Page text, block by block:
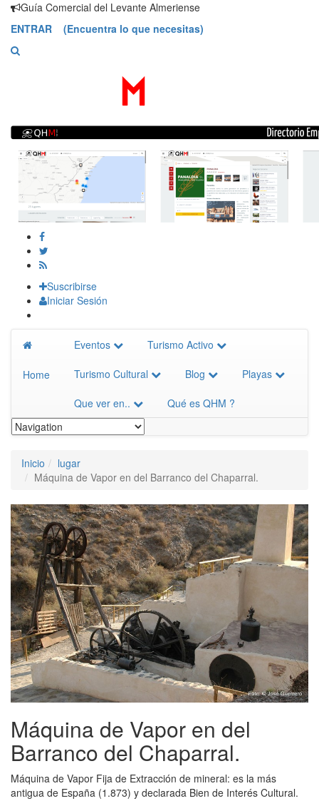
SaltarGuía Comercial del Levante Almeriense
ENTRAR (Encuentra lo que necesitas)
Suscribirse
Iniciar Sesión
Home
Eventos Turismo Activo
Turismo Cultural Blog Playas
Que ver en.. Qué es QHM ?
Inicio
lugar
Máquina de Vapor en del Barranco del Chaparral.
Máquina de Vapor en del
Barranco del Chaparral.
Máquina de Vapor Fija de Extracción de mineral: es la más
antigua de España (1.873) y declarada Bien de Interés Cultural.